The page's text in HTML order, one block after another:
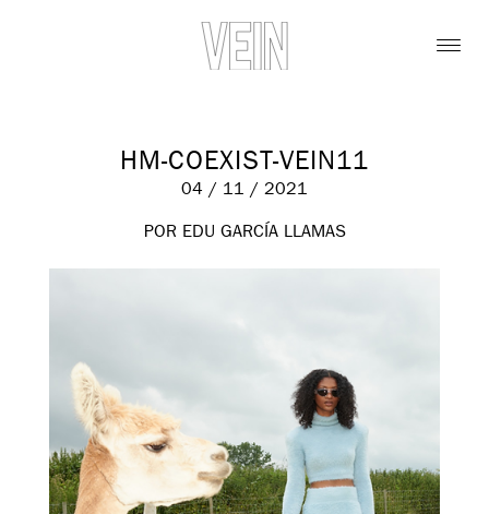
HM-COEXIST-VEIN11
04 / 11 / 2021
POR EDU GARCÍA LLAMAS